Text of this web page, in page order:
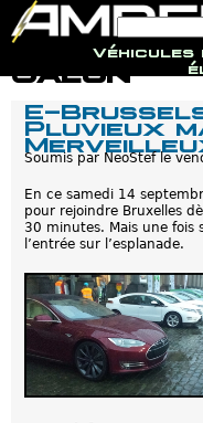
Véhicules
o
r
m
l
a
i
r
d
e
r
e
h
e
r
c
h
e
e
c
h
r
c
h
e
Salon
E-
Pluvieux
Soumis par NeoStefle
En ce samedi 14
pour rejoindre Bruxelles
30 minutes. Mais une fois
l’entrée sur l’esplanade.